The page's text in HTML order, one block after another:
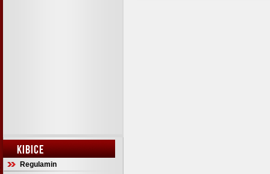
KIBICE
Regulamin